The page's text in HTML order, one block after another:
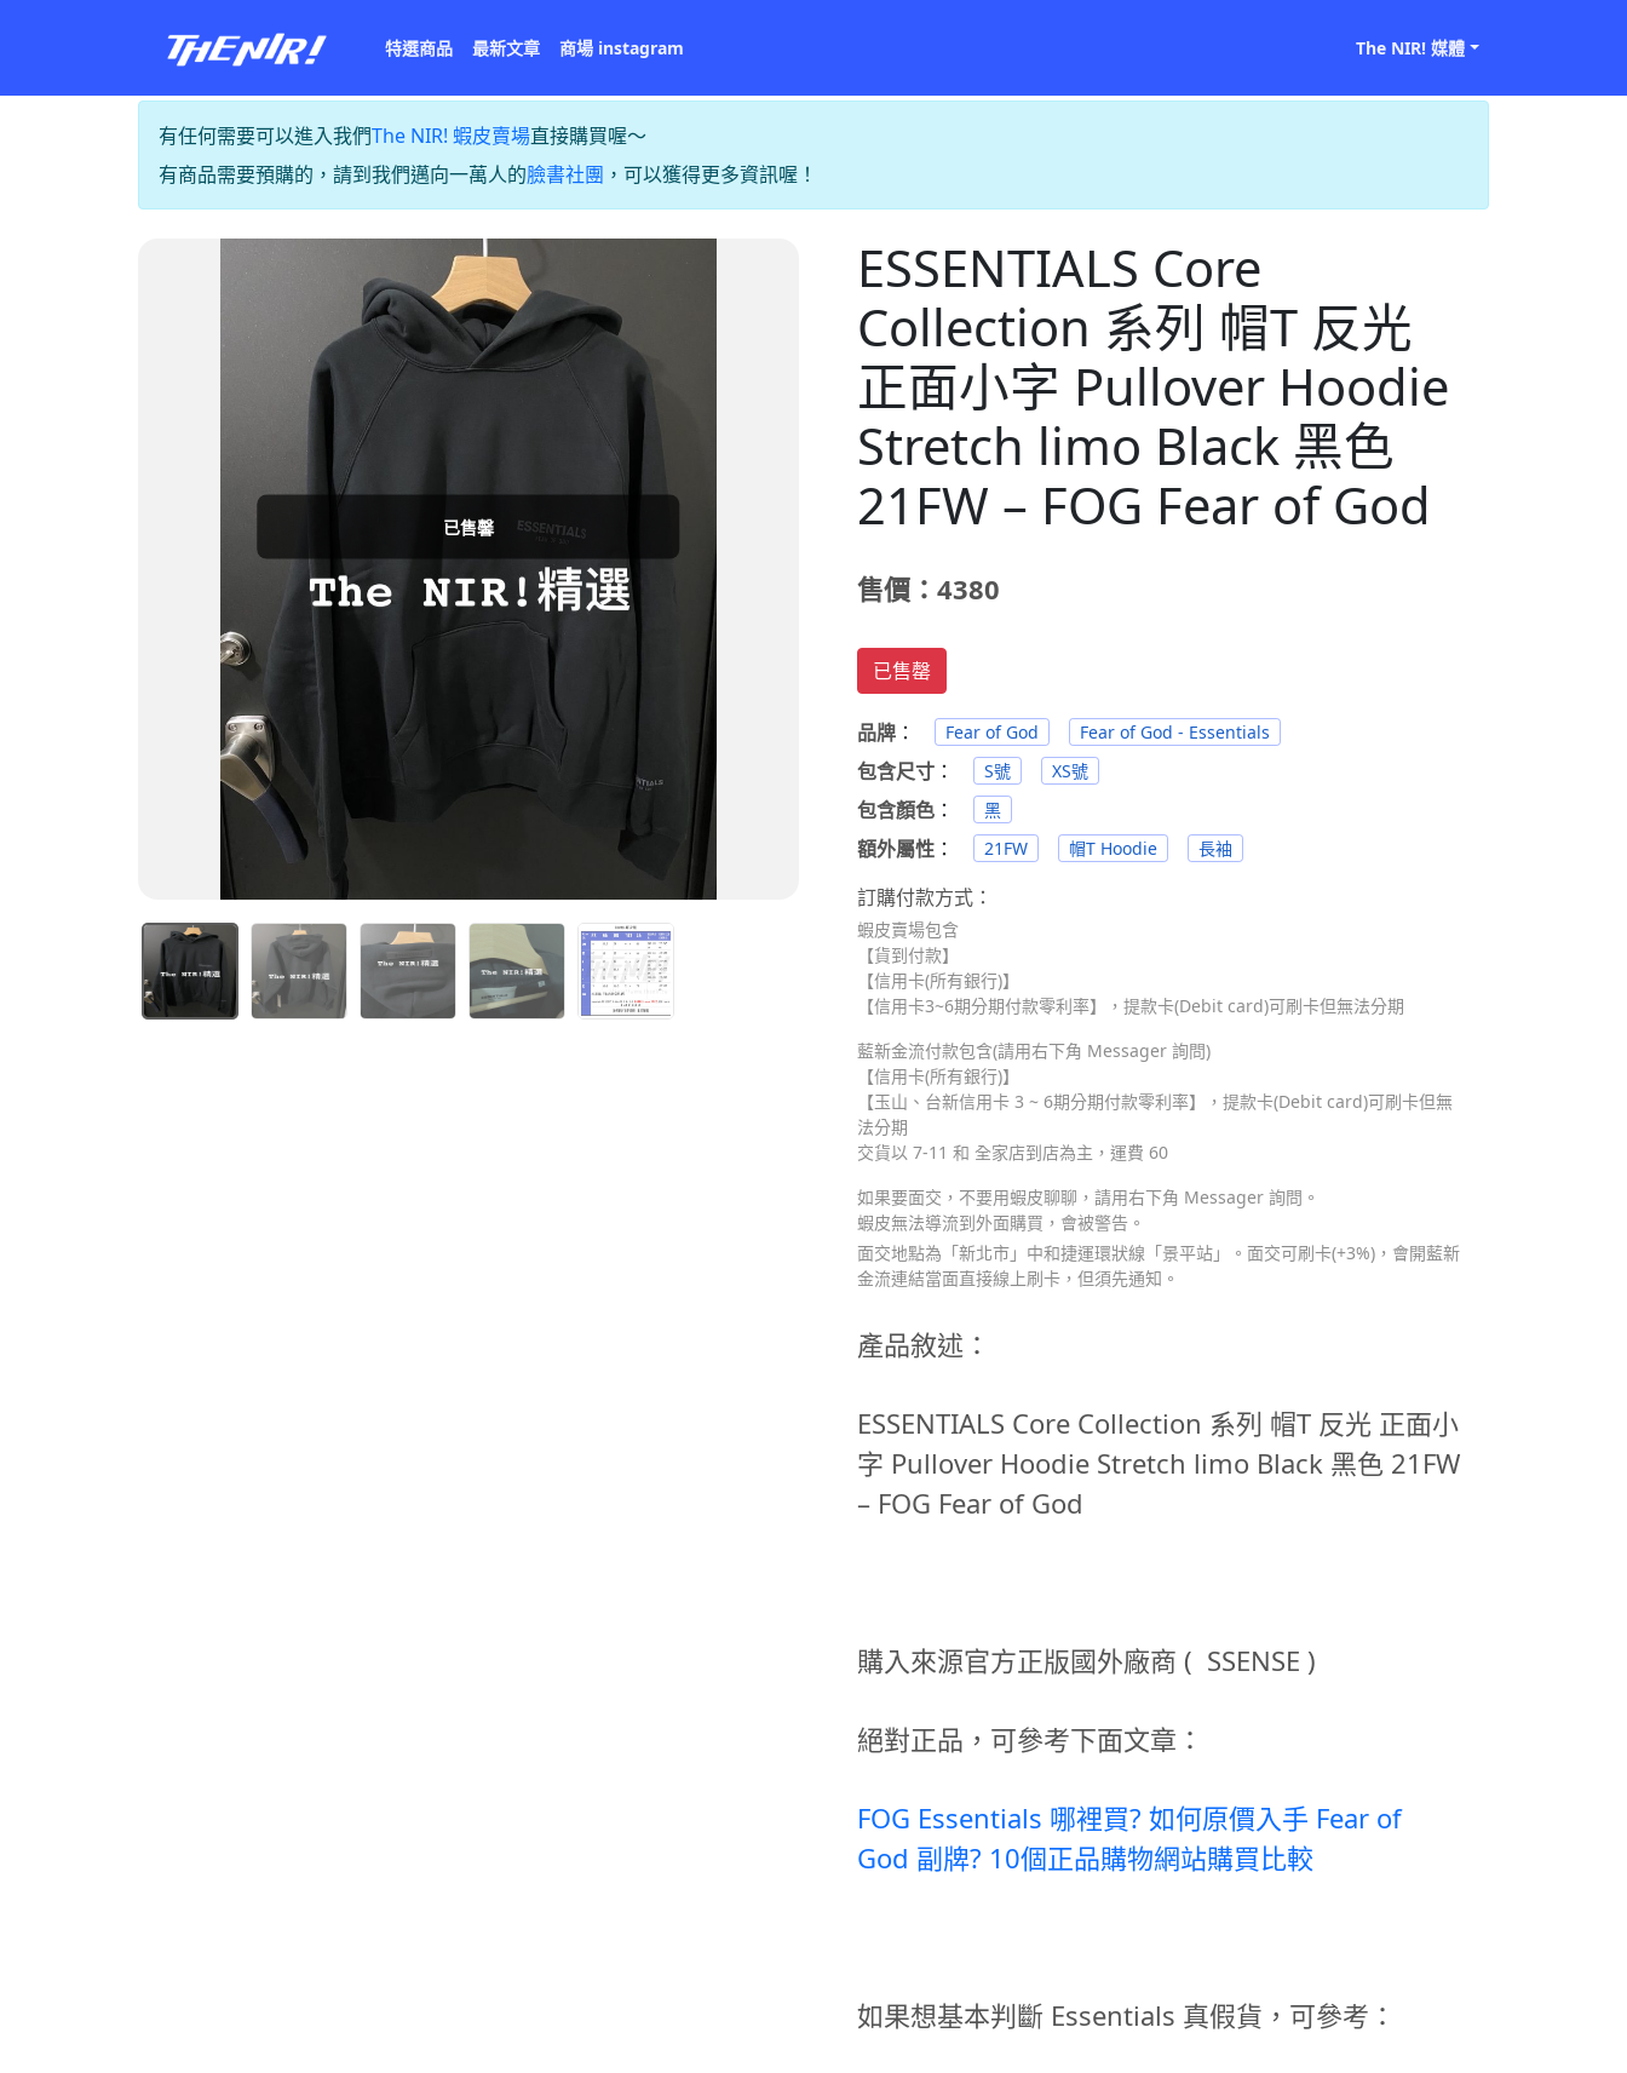
特選商品 最新文章 商場 instagram The NIR! 媒體
有任何需要可以進入我們The NIR! 蝦皮賣場直接購買喔～
有商品需要預購的，請到我們邁向一萬人的臉書社團 ，可以獲得更多資訊喔！
已售馨
ESSENTIALS Core
Collection 系列 帽T 反光
正面小字 Pullover Hoodie
Stretch limo Black 黑色
21FW – FOG Fear of God
售價：4380
已售罄
品牌 ： Fear of God Fear of God - Essentials
包含尺寸 ： S號 XS號
包含顏色 ： 黑
額外屬性 ： 21FW 帽T Hoodie 長袖
訂購付款方式：
蝦皮賣場包含
【貨到付款】
【信用卡(所有銀行)】
【信用卡3~6期分期付款零利率】，提款卡(Debit card)可刷卡但無法分期
藍新金流付款包含(請用右下角 Messager 詢問)
【信用卡(所有銀行)】
【玉山、台新信用卡 3 ~ 6期分期付款零利率】，提款卡(Debit card)可刷卡但無
法分期
交貨以 7-11 和 全家店到店為主，運費 60
如果要面交，不要用蝦皮聊聊，請用右下角 Messager 詢問。
蝦皮無法導流到外面購買，會被警告。
面交地點為「新北市」中和捷運環狀線「景平站」。面交可刷卡(+3%)，會開藍新
金流連結當面直接線上刷卡，但須先通知。
產品敘述：
ESSENTIALS Core Collection 系列 帽T 反光 正面小
字 Pullover Hoodie Stretch limo Black 黑色 21FW
– FOG Fear of God
購入來源官方正版國外廠商 ( SSENSE )
絕對正品，可參考下面文章：
FOG Essentials 哪裡買? 如何原價入手 Fear of
God 副牌? 10個正品購物網站購買比較
如果想基本判斷 Essentials 真假貨，可參考：